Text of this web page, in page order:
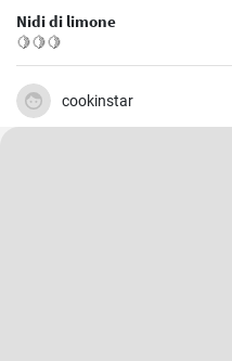
Nidi di limone
🍋🍋🍋
cookinstar